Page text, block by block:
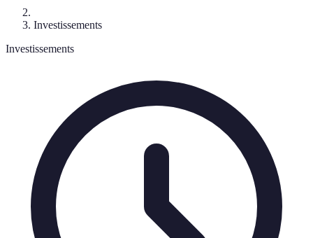
Investissements
Investissements